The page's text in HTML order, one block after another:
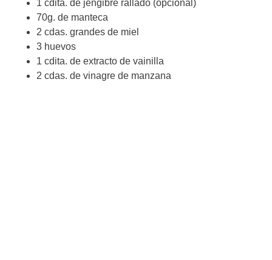
1 cdita. de jengibre rallado (opcional)
70g. de manteca
2 cdas. grandes de miel
3 huevos
1 cdita. de extracto de vainilla
2 cdas. de vinagre de manzana